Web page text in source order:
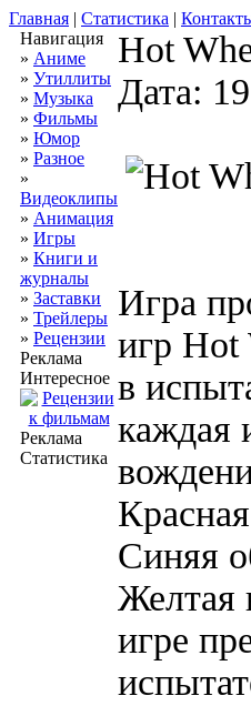
Главная | Статистика |
Навигация
» Аниме
» Утиллиты
» Музыка
» Фильмы
» Юмор
» Разное
»
Видеоклипы
» Анимация
» Игры
» Книги и
журналы
» Заставки
» Трейлеры
» Рецензии
Реклама
Интересное
Реклама
Статистика
Hot
Дата:
Игра
игр Hot
в
каждая
Синяя
Желтая
игре